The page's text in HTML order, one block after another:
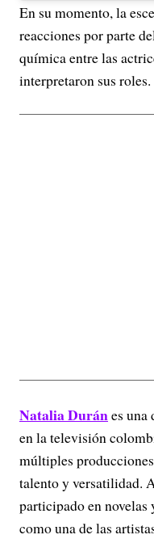
En su momento, la
reacciones por parte
química entre las
interpretaron sus roles.
Natalia Duránes una
en la televisión
múltiples
talento y versatilidad.
participado en novelas
como una de las